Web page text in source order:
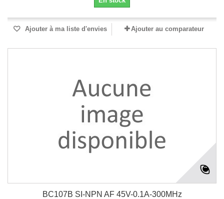
Ajouter à ma liste d'envies Ajouter au comparateur
BC107B SI-NPN AF 45V-0.1A-300MHz